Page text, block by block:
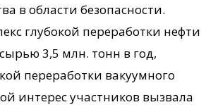
в области безопасности.
глубокой переработки нефти
3,5 млн. тонн в год,
переработки вакуумного
интерес участников вызвала